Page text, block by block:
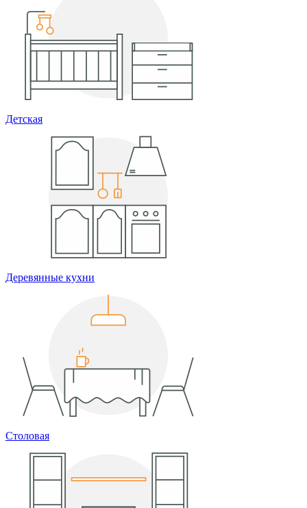
Детская
Деревянные кухни
Столовая